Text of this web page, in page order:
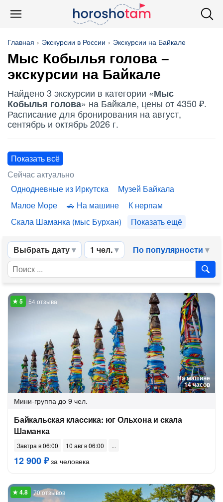
Главная Экскурсии в России Экскурсии на Байкале
Мыс Кобылья голова –
экскурсии на Байкале
Найдено 3 экскурсии в категории «Мыс
Кобылья голова» на Байкале, цены от 4350 ₽.
Расписание для бронирования на август,
сентябрь и октябрь 2026 г.
Показать всё
Сейчас актуально
Однодневные из Иркутска
Музей Байкала
Малое Море
На машине
К нерпам
Скала Шаманка (мыс Бурхан)
Показать ещё
Выбрать дату 1 чел. По популярности
На машине
14 часов
54 отзыва
Мини-группа до 9 чел.
Байкальская классика: юг Ольхона и скала
Шаманка
Завтра в 06:00 10 авг в 06:00
12 900 ₽за человека
70 отзывов